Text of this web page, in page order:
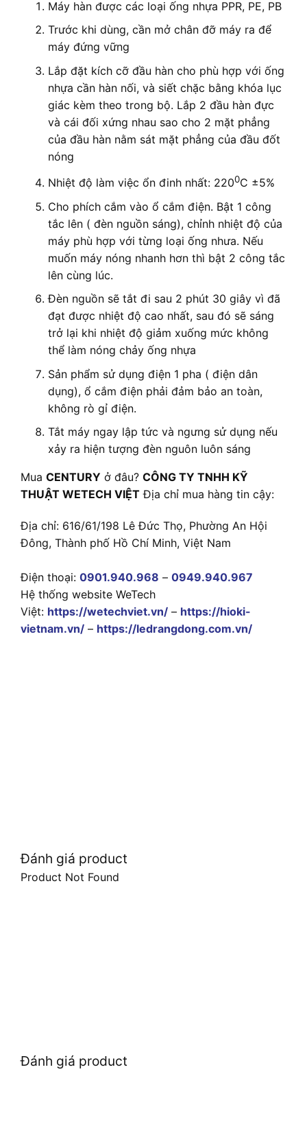
Máy hàn được các loại ống nhựa PPR, PE, PB
Trước khi dùng, cần mở chân đỡ máy ra để
máy đứng vững
Lắp đặt kích cỡ đầu hàn cho phù hợp với ống
nhựa cần hàn nối, và siết chặc bằng khóa lục
giác kèm theo trong bộ. Lắp 2 đầu hàn đực
và cái đối xứng nhau sao cho 2 mặt phẳng
của đầu hàn nằm sát mặt phẳng của đầu đốt
nóng
Nhiệt độ làm việc ổn đinh nhất: 2200C ±5%
Cho phích cắm vào ổ cắm điện. Bật 1 công
tắc lên ( đèn nguồn sáng), chỉnh nhiệt độ của
máy phù hợp với từng loại ống nhưa. Nếu
muốn máy nóng nhanh hơn thì bật 2 công tắc
lên cùng lúc.
Đèn nguồn sẽ tắt đi sau 2 phút 30 giây vì đã
đạt được nhiệt độ cao nhất, sau đó sẽ sáng
trở lại khi nhiệt độ giảm xuống mức không
thể làm nóng chảy ống nhựa
Sản phẩm sử dụng điện 1 pha ( điện dân
dụng), ổ cắm điện phải đảm bảo an toàn,
không rò gỉ điện.
Tắt máy ngay lập tức và ngưng sử dụng nếu
xảy ra hiện tượng đèn nguôn luôn sáng
Mua CENTURY ở đâu? CÔNG TY TNHH KỸ
THUẬT WETECH VIỆT Địa chỉ mua hàng tin cậy:
Địa chỉ: 616/61/198 Lê Đức Thọ, Phường An Hội
Đông, Thành phố Hồ Chí Minh, Việt Nam
Điện thoại: 0901.940.968 – 0949.940.967
Hệ thống website WeTech
Việt: https://wetechviet.vn/ – https://hioki-
vietnam.vn/ – https://ledrangdong.com.vn/
Đánh giá product
Product Not Found
Đánh giá product